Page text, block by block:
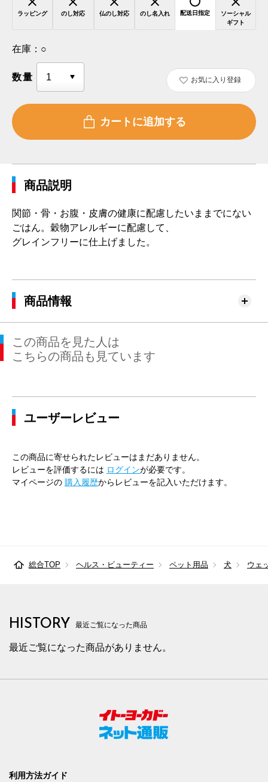
ラッピング のし対応 仏のし対応 のし名入れ 配送日指定
ソーシャル
ギフト
在庫： ○
数量 お気に入り登録
商品説明
関節・骨・お腹・皮膚の健康に配慮したいままでにない
ごはん。穀物アレルギーに配慮して、
グレインフリーに仕上げました。
商品情報
この商品を見た人は
こちらの商品も見ています
ユーザーレビュー
この商品に寄せられたレビューはまだありません。
レビューを評価するには ログインが必要です。
マイページの 購入履歴からレビューを記入いただけます。
総合TOP ヘルス・ビューティー ペット用品 犬 ウェ
HISTORY 最近ご覧になった商品
最近ご覧になった商品がありません。
利用方法ガイド